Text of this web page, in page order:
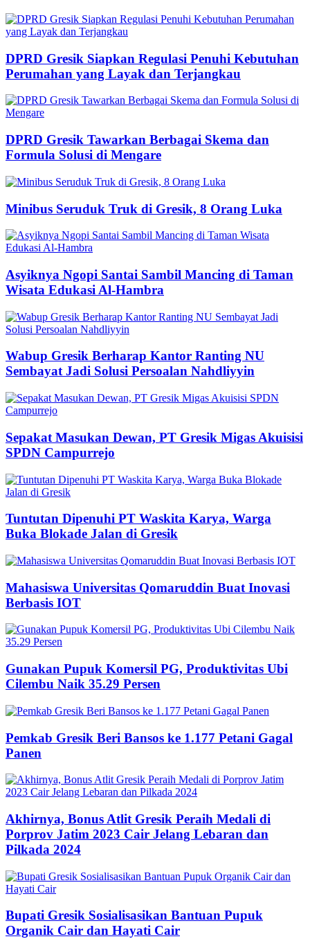
DPRD Gresik Siapkan Regulasi Penuhi Kebutuhan
Perumahan yang Layak dan Terjangkau
DPRD Gresik Tawarkan Berbagai Skema dan
Formula Solusi di Mengare
Minibus Seruduk Truk di Gresik, 8 Orang Luka
Asyiknya Ngopi Santai Sambil Mancing di Taman
Wisata Edukasi Al-Hambra
Wabup Gresik Berharap Kantor Ranting NU
Sembayat Jadi Solusi Persoalan Nahdliyyin
Sepakat Masukan Dewan, PT Gresik Migas Akuisisi
SPDN Campurrejo
Tuntutan Dipenuhi PT Waskita Karya, Warga
Buka Blokade Jalan di Gresik
Mahasiswa Universitas Qomaruddin Buat Inovasi
Berbasis IOT
Gunakan Pupuk Komersil PG, Produktivitas Ubi
Cilembu Naik 35.29 Persen
Pemkab Gresik Beri Bansos ke 1.177 Petani Gagal
Panen
Akhirnya, Bonus Atlit Gresik Peraih Medali di
Porprov Jatim 2023 Cair Jelang Lebaran dan
Pilkada 2024
Bupati Gresik Sosialisasikan Bantuan Pupuk
Organik Cair dan Hayati Cair